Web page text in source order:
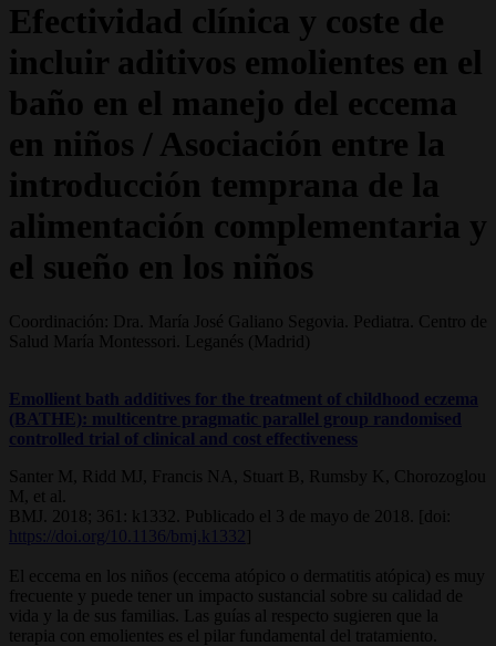
Efectividad clínica y coste de
incluir aditivos emolientes en el
baño en el manejo del eccema
en niños / Asociación entre la
introducción temprana de la
alimentación complementaria y
el sueño en los niños
Coordinación: Dra. María José Galiano Segovia. Pediatra. Centro de
Salud María Montessori. Leganés (Madrid)
Emollient bath additives for the treatment of childhood eczema
(BATHE): multicentre pragmatic parallel group randomised
controlled trial of clinical and cost effectiveness
Santer M, Ridd MJ, Francis NA, Stuart B, Rumsby K, Chorozoglou
M, et al.
BMJ. 2018; 361: k1332. Publicado el 3 de mayo de 2018. [doi:
https://doi.org/10.1136/bmj.k1332 ]
El eccema en los niños (eccema atópico o dermatitis atópica) es muy
frecuente y puede tener un impacto sustancial sobre su calidad de
vida y la de sus familias. Las guías al respecto sugieren que la
terapia con emolientes es el pilar fundamental del tratamiento.